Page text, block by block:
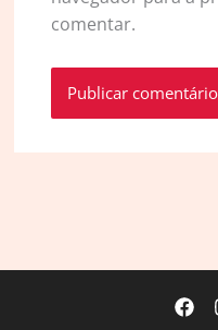
comentar.